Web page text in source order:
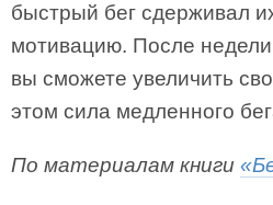
быстрый бег сдерживал
мотивацию. После недели
вы сможете увеличить
этом сила медленного
По материалам книги